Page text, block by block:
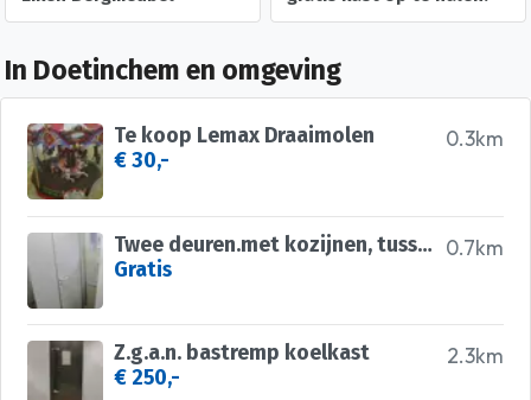
In Doetinchem en omgeving
0.3km
Te koop Lemax Draaimolen
€ 30,-
0.7km
Twee deuren.met kozijnen, tussenwand, wc ruimte
Gratis
2.3km
Z.g.a.n. bastremp koelkast
€ 250,-